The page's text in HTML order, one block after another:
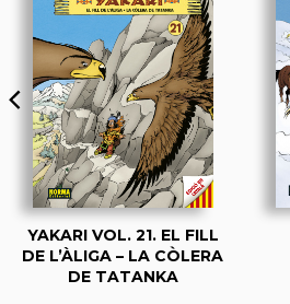
YAKARI VOL. 21. EL FILL
DE L’ÀLIGA – LA CÒLERA
DE TATANKA